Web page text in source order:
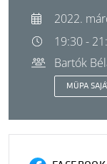
2022.
19:30 -
Bartók
MÜPA